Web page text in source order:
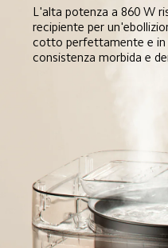
L'alta potenza a 860 W
recipiente per
cotto perfettamente e in
consistenza morbida e